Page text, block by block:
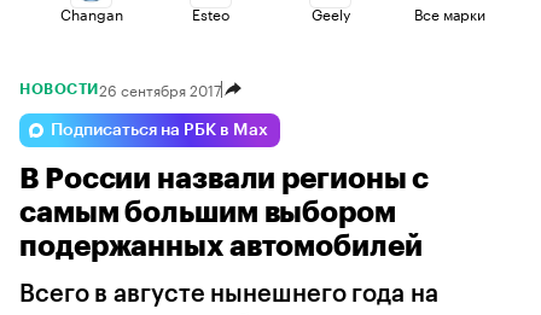
Changan Esteo Geely
Haval Voyah
Lada Jaecoo Omoda
Все марки
НОВОСТИ 26 сентября 2017
Подписаться на РБК в Max
В России назвали регионы с
самым большим выбором
подержанных автомобилей
Всего в августе нынешнего года на